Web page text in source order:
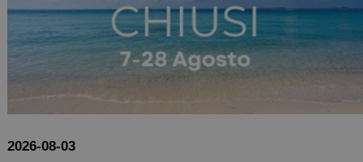
2026-08-03